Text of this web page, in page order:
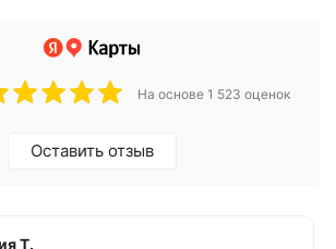
На основе 1 523 оценок
Оставить отзыв
Т.